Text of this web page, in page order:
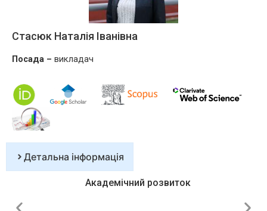
Стасюк Наталія Іванівна
Посада – викладач
Детальна інформація
Академічний розвиток